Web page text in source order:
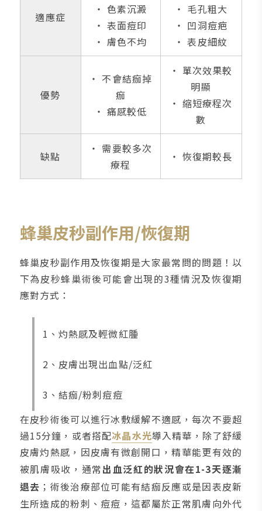
適應症
‧ 色素沉澱
‧ 表面痘印
‧ 膚色不均
‧ 毛孔粗大
‧ 凹洞痘疤
‧ 表皮細紋
優勢
‧ 不會結痂掉
痂
‧ 痛感較低
‧ 單次效果較
明顯
‧ 縮短療程次
數
缺點
‧ 需要較多次
療程
‧ 恢復期較長
蜂巢皮秒副作用/恢復期
蜂巢皮秒副作用及恢復期是大家最常問的問題！以
下為皮秒蜂巢術後可能會出現的3種情況及恢復期
應對方式：
1、灼熱感及輕微紅腫
2、皮膚出現出血點/泛紅
3、結痂/粉刺痘痘
在皮秒術後可以進行冰敷緩解不適感，每次不要超
過15分鐘，或者搭配冰晶水光導入精華，除了舒緩
皮膚灼熱感，因皮膚有微創開口，精華能更有效的
被肌膚吸收，通常出血泛紅的狀況會在1-3天逐漸
退去 ；術後治療部位可能有結痂反應或是因表皮新
生所造成的粉刺、痘痘，這都屬於正常肌膚向外代